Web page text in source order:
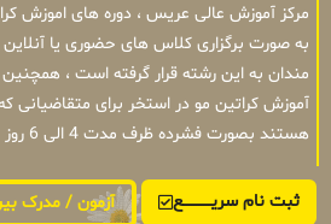
مرکز آموزش عالی عریس ، دوره های اموزش
به صورت برگزاری کلاس های حضوری یا
مندان به این رشته قرار گرفته است ،
آموزش کراتین مو در استخر برای متقاضیانی
هستند بصورت فشرده ظرف مدت 4 الی 6 روز در تهران برگزار میشوند .
ثبت نام سریــــــــــــع آزمون / مدرک